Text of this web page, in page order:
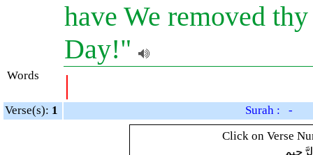
have We removed
Day!"
Words |
Verse(s): 1
Surah : -
Click on Verse